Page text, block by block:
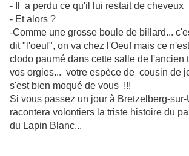
- Il a perdu ce qu'il lui restait de cheveux
- Et alors ?
-Comme une grosse boule de billard...
dit "l'oeuf", on va chez l'Oeuf mais ce
clodo paumé dans cette salle de l'ancien
vos orgies... votre espèce de cousin de
s'est bien moqué de vous !!!
Si vous passez un jour à Bretzelberg-
racontera volontiers la triste histoire du
du Lapin Blanc...